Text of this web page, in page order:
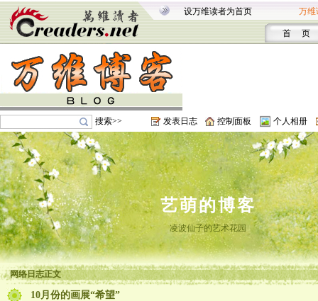
设万维读者为首页 万维
首 页
搜索>> 发表日志 控制面板 个人相册
艺萌的博客
凌波仙子的艺术花园
网络日志正文
10月份的画展“希望”